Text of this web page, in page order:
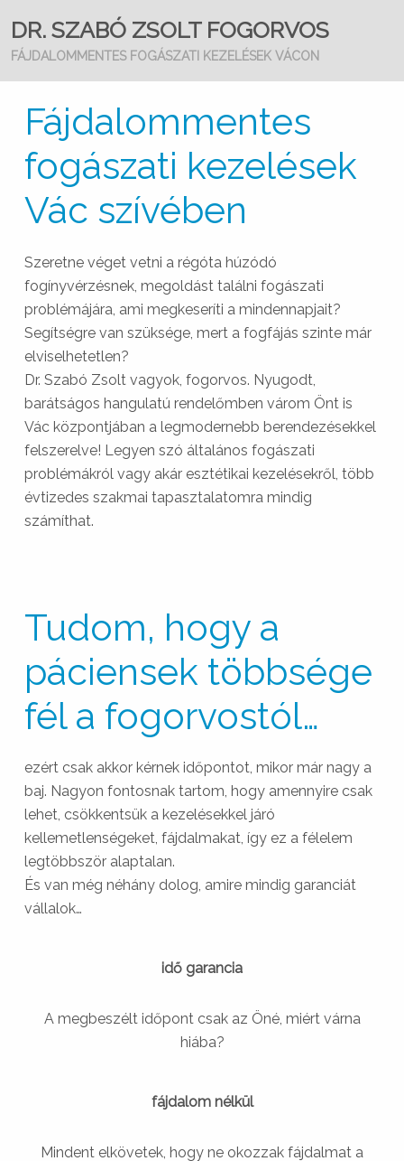
DR. SZABÓ ZSOLT FOGORVOS
FÁJDALOMMENTES FOGÁSZATI KEZELÉSEK VÁCON
Fájdalommentes
fogászati kezelések
Vác szívében
Szeretne véget vetni a régóta húzódó
fogínyvérzésnek, megoldást találni fogászati
problémájára, ami megkeseríti a mindennapjait?
Segítségre van szüksége, mert a fogfájás szinte már
elviselhetetlen?
Dr. Szabó Zsolt vagyok, fogorvos. Nyugodt,
barátságos hangulatú rendelőmben várom Önt is
Vác központjában a legmodernebb berendezésekkel
felszerelve! Legyen szó általános fogászati
problémákról vagy akár esztétikai kezelésekről, több
évtizedes szakmai tapasztalatomra mindig
számíthat.
Tudom, hogy a
páciensek többsége
fél a fogorvostól…
ezért csak akkor kérnek időpontot, mikor már nagy a
baj. Nagyon fontosnak tartom, hogy amennyire csak
lehet, csökkentsük a kezelésekkel járó
kellemetlenségeket, fájdalmakat, így ez a félelem
legtöbbször alaptalan.
És van még néhány dolog, amire mindig garanciát
vállalok…
idő garancia
A megbeszélt időpont csak az Öné, miért várna
hiába?
fájdalom nélkül
Mindent elkövetek, hogy ne okozzak fájdalmat a